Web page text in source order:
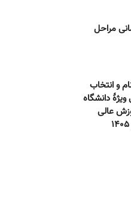
مراحل
و انتخاب
دانشگاه
عالی